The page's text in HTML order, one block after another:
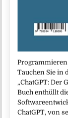
Programmieren
Tauchen Sie in
„ChatGPT: Der
Buch enthüllt
ChatGPT, von